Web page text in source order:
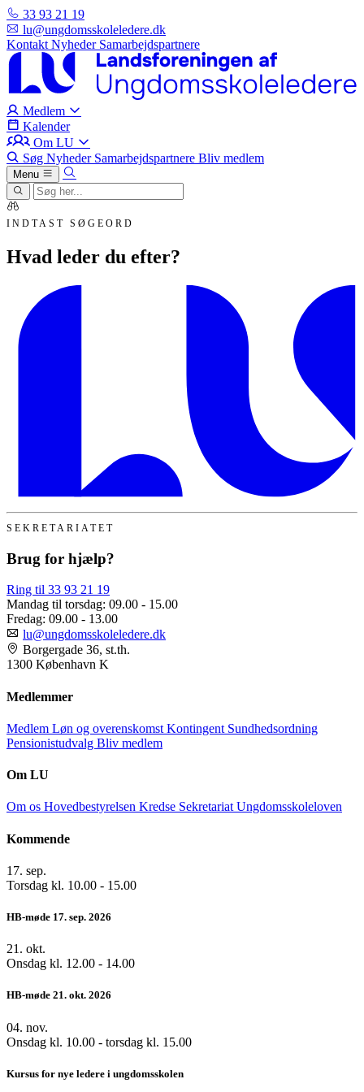
33 93 21 19
lu@ungdomsskoleledere.dk
Kontakt Nyheder Samarbejdspartnere
Medlem
Kalender
Om LU
Søg Nyheder Samarbejdspartnere Bliv medlem
Menu
INDTAST SØGEORD
Hvad leder du efter?
SEKRETARIATET
Brug for hjælp?
Ring til 33 93 21 19
Mandag til torsdag: 09.00 - 15.00
Fredag: 09.00 - 13.00
lu@ungdomsskoleledere.dk
Borgergade 36, st.th.
1300 København K
Medlemmer
Medlem Løn og overenskomst Kontingent Sundhedsordning
Pensionistudvalg Bliv medlem
Om LU
Om os Hovedbestyrelsen Kredse SekretariatUngdomsskoleloven
Kommende
17. sep.
Torsdag kl. 10.00 - 15.00
HB-møde 17. sep. 2026
21. okt.
Onsdag kl. 12.00 - 14.00
HB-møde 21. okt. 2026
04. nov.
Onsdag kl. 10.00 - torsdag kl. 15.00
Kursus for nye ledere i ungdomsskolen